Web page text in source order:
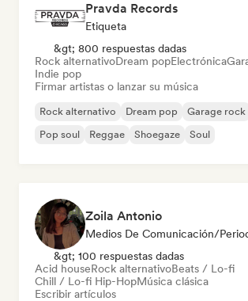
Pravda Records
Etiqueta
&gt; 800 respuestas dadas
Rock alternativoDream popElectrónica
Indie pop
Firmar artistas o lanzar su música
Rock alternativo Dream pop Garage rock
Pop soul
Reggae Shoegaze Soul
Zoila Antonio
Medios De Comunicación/
&gt; 100 respuestas dadas
Acid houseRock alternativoBeats / Lo-fi
Chill / Lo-fi Hip-HopMúsica clásica
Escribir artículos